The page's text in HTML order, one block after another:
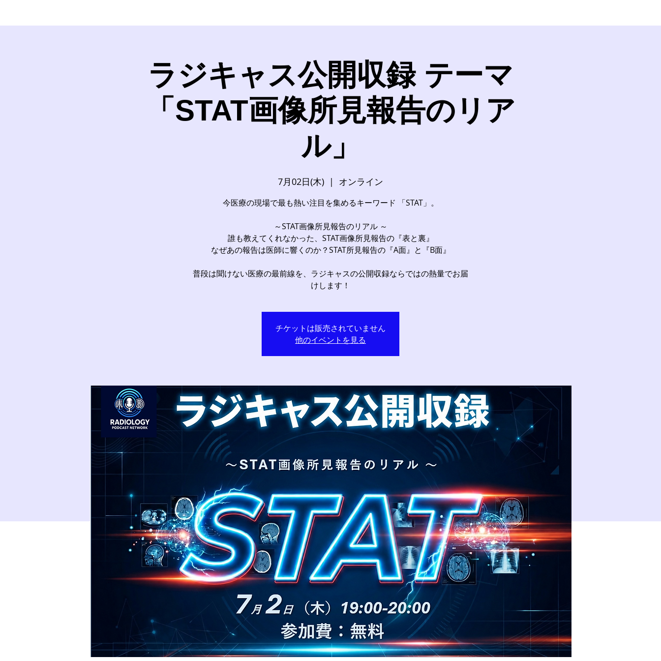
ラジキャス公開収録 テーマ
「STAT画像所見報告のリア
ル」
7月02日(木)
  |
オンライン
今医療の現場で最も熱い注目を集めるキーワード 「STAT」。
～STAT画像所見報告のリアル ～
誰も教えてくれなかった、STAT画像所見報告の『表と裏』
なぜあの報告は医師に響くのか？STAT所見報告の『A面』と『B面』
普段は聞けない医療の最前線を、ラジキャスの公開収録ならではの熱量でお届
けします！
チケットは販売されていません
他のイベントを見る